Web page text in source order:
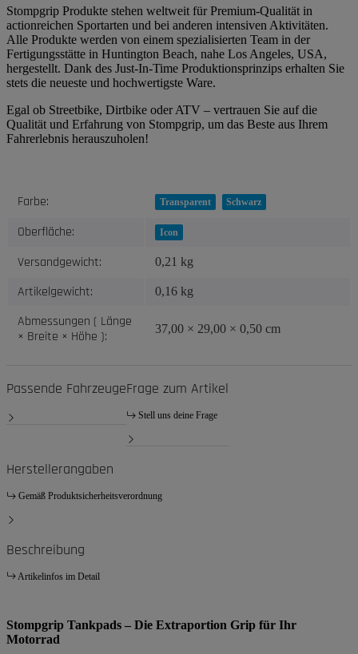
Stompgrip Produkte stehen weltweit für Premium-Qualität in
actionreichen Sportarten und bei anderen intensiven Aktivitäten.
Alle Produkte werden von einem spezialisierten Team in der
Fertigungsstätte in Huntington Beach, nahe Los Angeles, USA,
hergestellt. Dank des Just-In-Time Produktionsprinzips erhalten Sie
stets die neueste und hochwertigste Ware.
Egal ob Streetbike, Dirtbike oder ATV – vertrauen Sie auf die
Qualität und Erfahrung von Stompgrip, um das Beste aus Ihrem
Fahrerlebnis herauszuholen!
Produkteigenschaft
Wert
Farbe: Transparent Schwarz
Oberfläche: Icon
Versandgewicht: 0,21 kg
Artikelgewicht: 0,16 kg
Abmessungen ( Länge
× Breite × Höhe ):
37,00 × 29,00 × 0,50 cm
Passende FahrzeugeFrage zum Artikel
Stell uns deine Frage
Herstellerangaben
Gemäß Produktsicherheitsverordnung
Beschreibung
Artikelinfos im Detail
Stompgrip Tankpads – Die Extraportion Grip für Ihr
Motorrad